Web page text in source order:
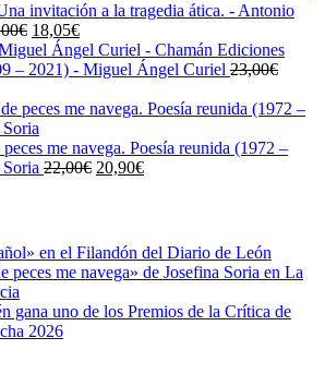
invitación a la tragedia ática. - Antonio
€ El
precio
original
19,00€.
18,05€El
precio
actual
18,05€.
– 2021) - Miguel Ángel Curiel 23,00€
me navega. Poesía reunida (1972 –
22,00€ El
22,00€.
20,90€El
20,90€.
en el Filandón del Diario de León
peces me navega» de Josefina Soria en La
gana uno de los Premios de la Crítica de
2026